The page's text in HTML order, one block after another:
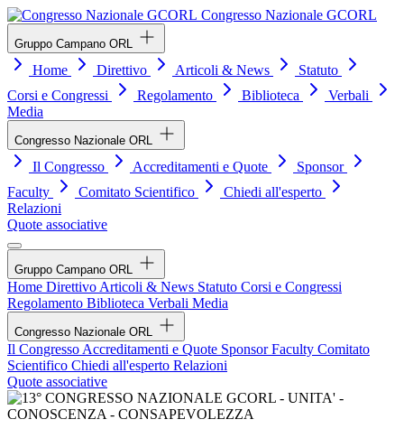
Congresso Nazionale GCORL
Gruppo Campano ORL
Home Direttivo Articoli & News
Statuto
Corsi e Congressi
Regolamento Biblioteca
Verbali
Media
Congresso Nazionale ORL
Il Congresso Accreditamenti e Quote
Sponsor
Faculty
Comitato Scientifico
Chiedi all'esperto
Relazioni
Quote associative
Gruppo Campano ORL
Home Direttivo Articoli & News Statuto Corsi e Congressi
Regolamento Biblioteca Verbali Media
Congresso Nazionale ORL
Il Congresso Accreditamenti e Quote SponsorFaculty Comitato
Scientifico Chiedi all'esperto Relazioni
Quote associative